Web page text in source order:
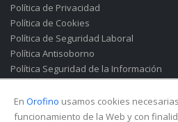
Política de Privacidad
Política de Cookies
Política de Seguridad Laboral
Política Antisoborno
Política Seguridad de la Información
En Orofino usamos cookies
funcionamiento de la Web y con